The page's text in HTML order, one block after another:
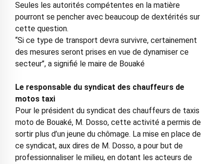
Seules les autorités compétentes en la matière
pourront se pencher avec beaucoup de dextérités sur
cette question.
‘‘Si ce type de transport devra survivre, certainement
des mesures seront prises en vue de dynamiser ce
secteur’’, a signifié le maire de Bouaké
Le responsable du syndicat des chauffeurs de
motos taxi
Pour le président du syndicat des chauffeurs de taxis
moto de Bouaké, M. Dosso, cette activité a permis de
sortir plus d’un jeune du chômage. La mise en place de
ce syndicat, aux dires de M. Dosso, a pour but de
professionnaliser le milieu, en dotant les acteurs de